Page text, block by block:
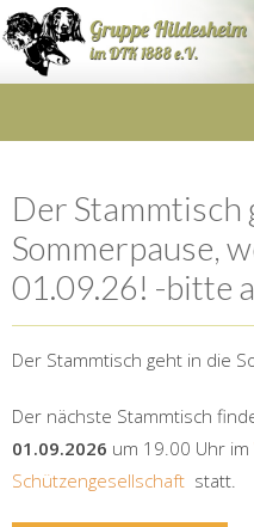
Der Stammtisch
Sommerpause,
01.09.26! -bitte
Der Stammtisch geht in die
Der nächste Stammtisch
01.09.2026 um 19.00 Uhr im
Schützengesellschaft statt.